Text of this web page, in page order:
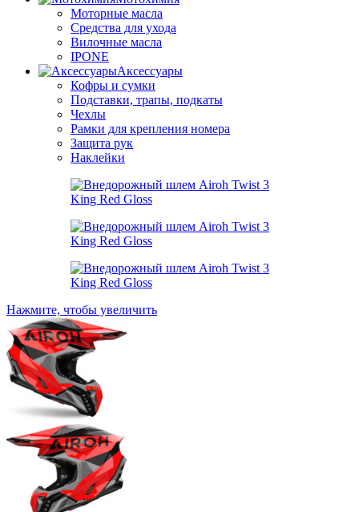
Моторные масла
Средства для ухода
Вилочные масла
IPONE
Аксессуары
Кофры и сумки
Подставки, трапы, подкаты
Чехлы
Рамки для крепления номера
Защита рук
Наклейки
Нажмите, чтобы увеличить